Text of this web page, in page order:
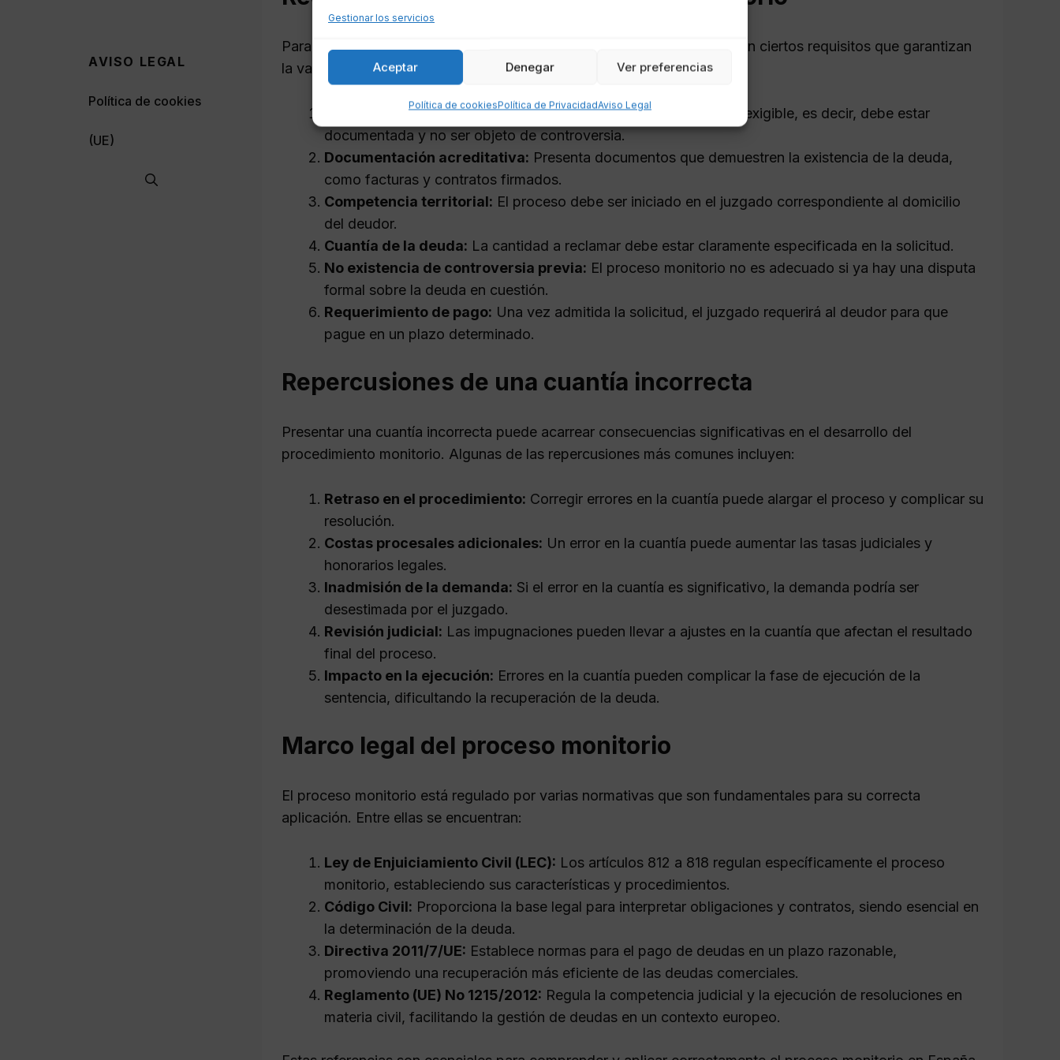
Gestionar los servicios
Aceptar Denegar Ver preferencias
Política de cookiesPolítica de PrivacidadAviso Legal
Para iniciar un proceso monitorio en España, es fundamental cumplir con ciertos requisitos que garantizan
la validez de la reclamación:
Existencia de una deuda dineraria:La deuda debe ser clara y exigible, es decir, debe estar
documentada y no ser objeto de controversia.
Documentación acreditativa: Presenta documentos que demuestren la existencia de la deuda,
como facturas y contratos firmados.
Competencia territorial: El proceso debe ser iniciado en el juzgado correspondiente al domicilio
del deudor.
Cuantía de la deuda: La cantidad a reclamar debe estar claramente especificada en la solicitud.
No existencia de controversia previa: El proceso monitorio no es adecuado si ya hay una disputa
formal sobre la deuda en cuestión.
Requerimiento de pago: Una vez admitida la solicitud, el juzgado requerirá al deudor para que
pague en un plazo determinado.
Repercusiones de una cuantía incorrecta
Presentar una cuantía incorrecta puede acarrear consecuencias significativas en el desarrollo del
procedimiento monitorio. Algunas de las repercusiones más comunes incluyen:
Retraso en el procedimiento: Corregir errores en la cuantía puede alargar el proceso y complicar su
resolución.
Costas procesales adicionales: Un error en la cuantía puede aumentar las tasas judiciales y
honorarios legales.
Inadmisión de la demanda: Si el error en la cuantía es significativo, la demanda podría ser
desestimada por el juzgado.
Revisión judicial: Las impugnaciones pueden llevar a ajustes en la cuantía que afectan el resultado
final del proceso.
Impacto en la ejecución: Errores en la cuantía pueden complicar la fase de ejecución de la
sentencia, dificultando la recuperación de la deuda.
Marco legal del proceso monitorio
El proceso monitorio está regulado por varias normativas que son fundamentales para su correcta
aplicación. Entre ellas se encuentran:
Ley de Enjuiciamiento Civil (LEC): Los artículos 812 a 818 regulan específicamente el proceso
monitorio, estableciendo sus características y procedimientos.
Código Civil: Proporciona la base legal para interpretar obligaciones y contratos, siendo esencial en
la determinación de la deuda.
Directiva 2011/7/UE: Establece normas para el pago de deudas en un plazo razonable,
promoviendo una recuperación más eficiente de las deudas comerciales.
Reglamento (UE) No 1215/2012: Regula la competencia judicial y la ejecución de resoluciones en
materia civil, facilitando la gestión de deudas en un contexto europeo.
AVISO LEGAL
Política de cookies
(UE)